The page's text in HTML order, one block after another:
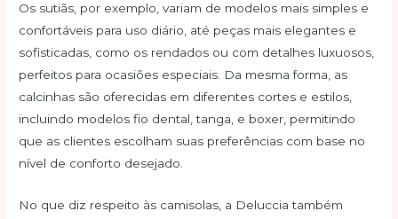
Os sutiãs, por exemplo, variam de modelos mais simples e
confortáveis para uso diário, até peças mais elegantes e
sofisticadas, como os rendados ou com detalhes luxuosos,
perfeitos para ocasiões especiais. Da mesma forma, as
calcinhas são oferecidas em diferentes cortes e estilos,
incluindo modelos fio dental, tanga, e boxer, permitindo
que as clientes escolham suas preferências com base no
nível de conforto desejado.
No que diz respeito às camisolas, a Deluccia também